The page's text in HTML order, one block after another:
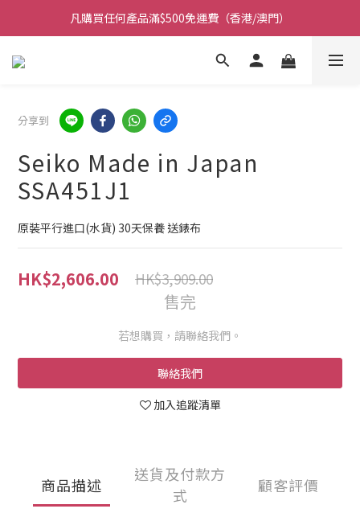
凡購買任何產品滿$500免運費（香港/澳門）
凡購買任何產品滿$500免運費（香港/澳門）
門市大量現貨超過三千款手錶 歡迎光臨
凡購買任何產品滿$500免運費（香港/澳門）
分享到
Seiko Made in Japan
SSA451J1
原裝平行進口(水貨) 30天保養 送錶布
HK$2,606.00 HK$3,909.00
售完
若想購買，請聯絡我們。
聯絡我們
加入追蹤清單
商品描述
送貨及付款方
式
顧客評價